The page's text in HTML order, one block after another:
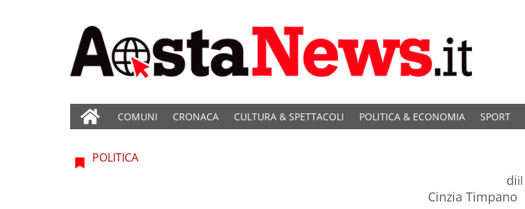
COMUNI CRONACA CULTURA & SPETTACOLI POLITICA & ECONOMIA SPORT
POLITICA
di
Cinzia Timpano
il